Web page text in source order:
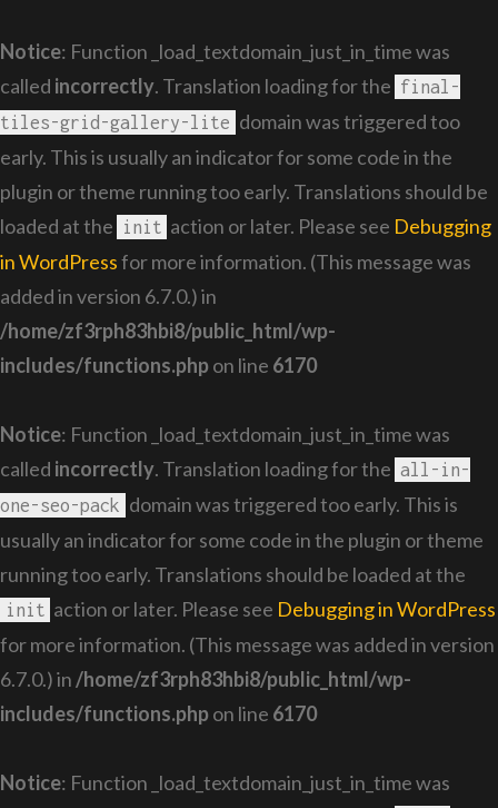
Notice: Function _load_textdomain_just_in_time was
called incorrectly. Translation loading for the final-
tiles-grid-gallery-lite domain was triggered too
early. This is usually an indicator for some code in the
plugin or theme running too early. Translations should be
loaded at the
init action or later. Please see Debugging
in WordPressfor more information. (This message was
added in version 6.7.0.) in
/home/zf3rph83hbi8/public_html/wp-
includes/functions.phpon line 6170
Notice: Function _load_textdomain_just_in_time was
called incorrectly. Translation loading for the all-in-
one-seo-pack domain was triggered too early. This is
usually an indicator for some code in the plugin or theme
running too early. Translations should be loaded at the
init action or later. Please see Debugging in WordPress
for more information. (This message was added in version
6.7.0.) in /home/zf3rph83hbi8/public_html/wp-
includes/functions.phpon line 6170
Notice: Function _load_textdomain_just_in_time was